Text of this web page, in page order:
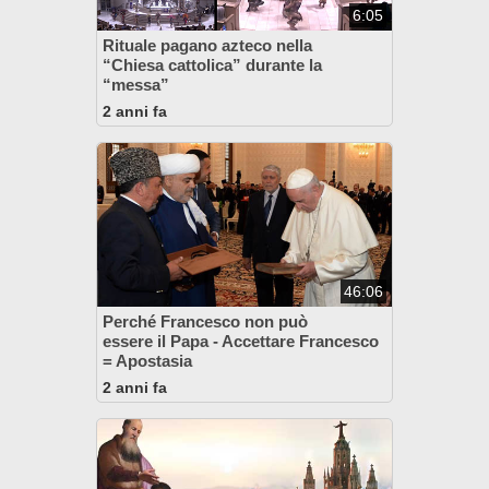
6:05
Rituale pagano azteco nella
“Chiesa cattolica” durante la
“messa”
2 anni fa
46:06
Perché Francesco non può
essere il Papa - Accettare Francesco
= Apostasia
2 anni fa